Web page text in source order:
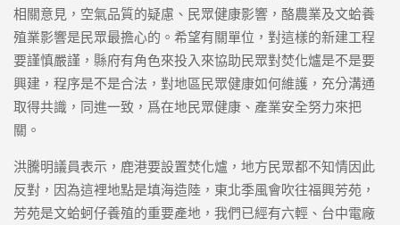
相關意見，空氣品質的疑慮、民眾健康影響，酪農業及文蛤養
殖業影響是民眾最擔心的。希望有關單位，對這樣的新建工程
要謹慎嚴謹，縣府有角色來投入來協助民眾對焚化爐是不是要
興建，程序是不是合法，對地區民眾健康如何維護，充分溝通
取得共識，同進一致，爲在地民眾健康、產業安全努力來把
關。
洪騰明議員表示，鹿港要設置焚化爐，地方民眾都不知情因此
反對，因為這裡地點是填海造陸，東北季風會吹往福興芳苑，
芳苑是文蛤蚵仔養殖的重要產地，我們已經有六輕、台中電廠